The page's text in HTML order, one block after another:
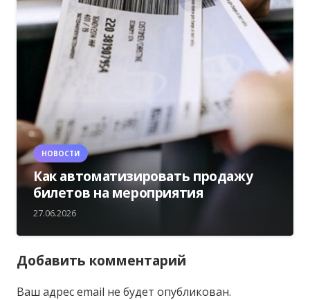
НОВОСТИ
Как автоматизировать продажу
билетов на мероприятия
27.06.2026
Добавить комментарий
Ваш адрес email не будет опубликован.